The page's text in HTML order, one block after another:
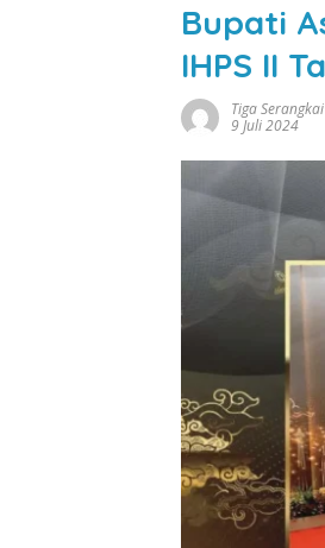
Bupati
IHPS II
Tiga Serangkai
9 Juli 2024